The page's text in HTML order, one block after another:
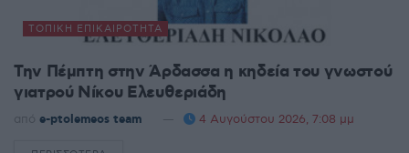
ΤΟΠΙΚΉ ΕΠΙΚΑΙΡΌΤΗΤΑ
Την Πέμπτη στην Άρδασσα η κηδεία του γνωστού
γιατρού Νίκου Ελευθεριάδη
από e-ptolemeos team 4 Αυγούστου 2026, 7:08 μμ